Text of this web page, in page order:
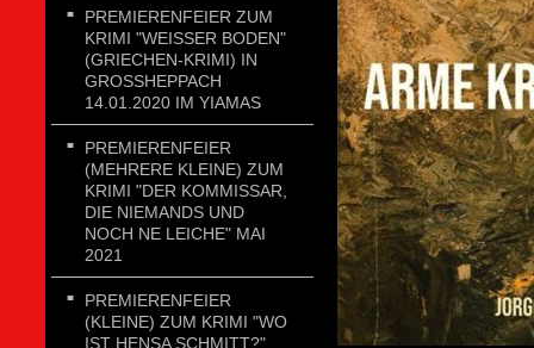
PREMIERENFEIER ZUM
KRIMI "WEISSER BODEN"
(GRIECHEN-KRIMI) IN
GROSSHEPPACH 1
4.01.2020 IM YIAMAS
PREMIERENFEIER
(MEHRERE KLEINE) ZUM
KRIMI "DER KOMMISSAR,
DIE NIEMANDS UND
NOCH NE LEICHE" MAI
2021
PREMIERENFEIER
(KLEINE) ZUM KRIMI "WO
IST HENSA SCHMITT?"